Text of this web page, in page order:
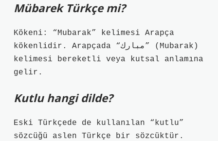
Mübarek Türkçe mi?
Kökeni: “Mubarak” kelimesi Arapça
kökenlidir. Arapçada “مبارك” (Mubarak)
kelimesi bereketli veya kutsal anlamına
gelir.
Kutlu hangi dilde?
Eski Türkçede de kullanılan “kutlu”
sözcüğü aslen Türkçe bir sözcüktür.